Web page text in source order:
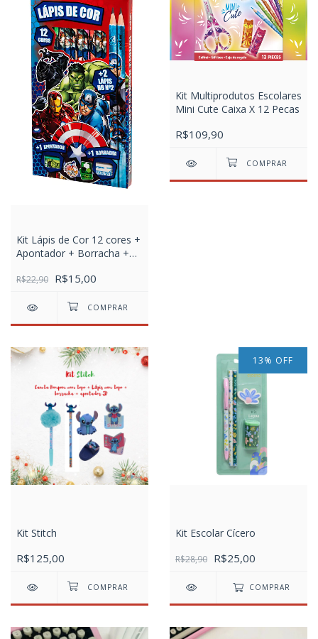
Kit Lápis de Cor 12 cores +
Apontador + Borracha +
R$22,90 R$15,00
Kit Multiprodutos Escolares
Mini Cute Caixa X 12 Pecas
R$109,90
Kit Stitch
R$125,00
13% OFF
Kit Escolar Cícero
R$28,90 R$25,00
COMPRAR